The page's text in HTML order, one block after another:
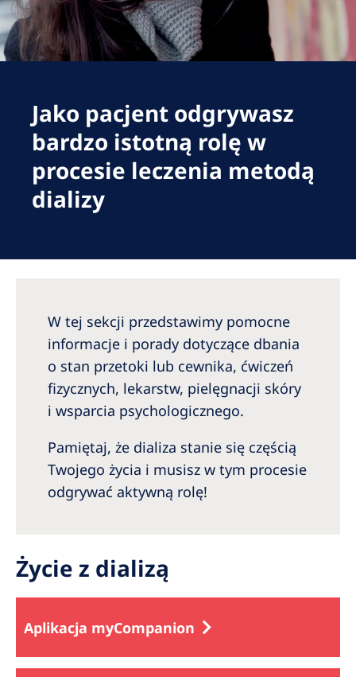
Romania
Russia
Slovakia
Slovenia
Spain
Sweden
United Kingdom
Asia Pacific
Australia
Philippines
North America
United States of America
Jako pacjent odgrywasz
bardzo istotną rolę w
procesie leczenia metodą
dializy
W tej sekcji przedstawimy pomocne
informacje i porady dotyczące dbania
o stan przetoki lub cewnika, ćwiczeń
fizycznych, lekarstw, pielęgnacji skóry
i wsparcia psychologicznego.
Pamiętaj, że dializa stanie się częścią
Twojego życia i musisz w tym procesie
odgrywać aktywną rolę!
Życie z dializą
Aplikacja myCompanion